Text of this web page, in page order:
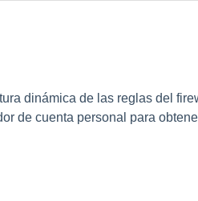
dinámica de las reglas del
de cuenta personal para